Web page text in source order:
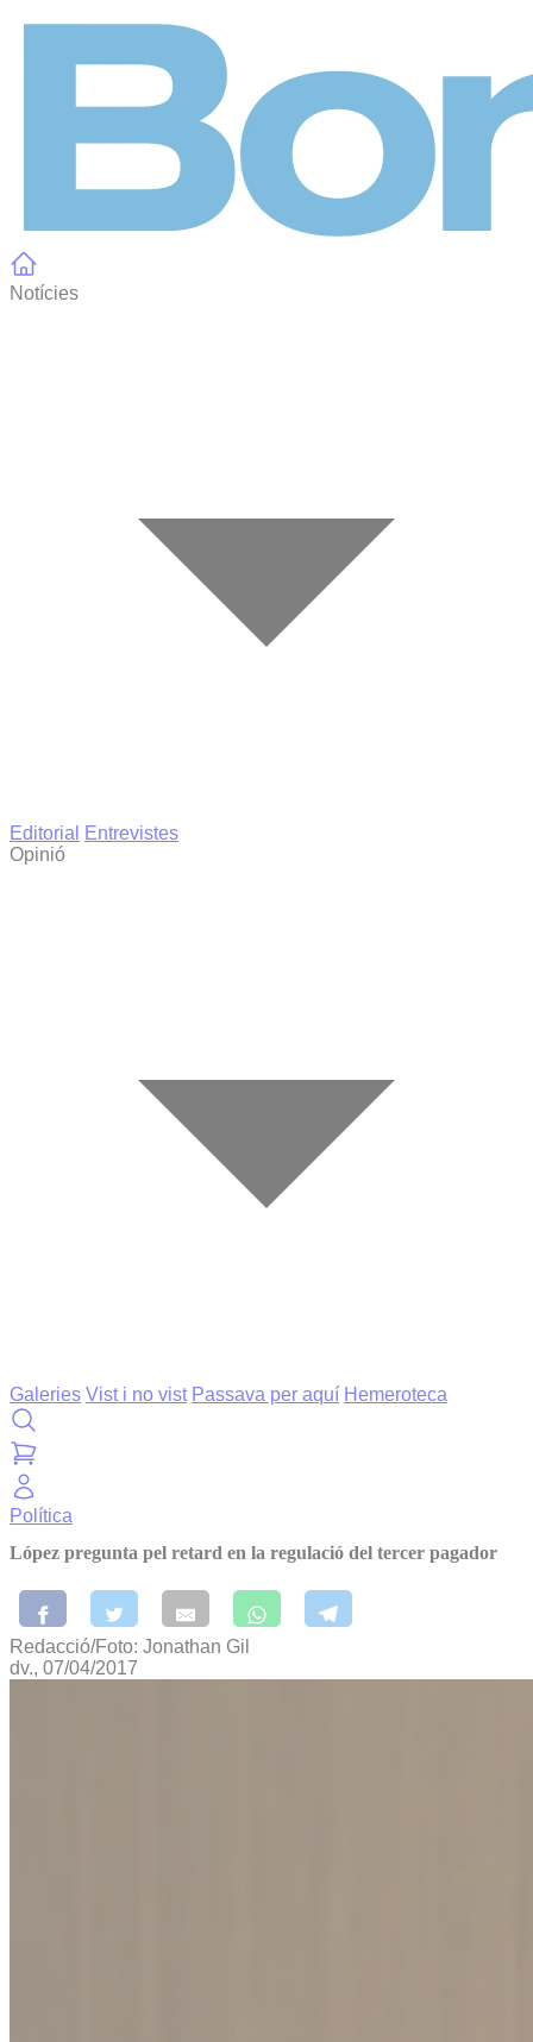
Notícies
Editorial
Entrevistes
Opinió
Galeries Vist i no vist Passava per aquí Hemeroteca
Política
López pregunta pel retard en la regulació del tercer pagador
Redacció/Foto: Jonathan Gil
dv., 07/04/2017